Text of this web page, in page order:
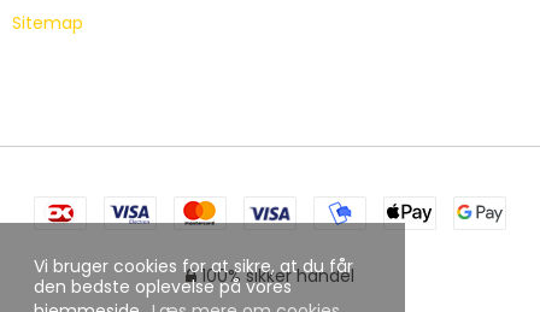
Vi bruger cookies for at sikre, at du får
den bedste oplevelse på vores
Sitemap
100% sikker handel